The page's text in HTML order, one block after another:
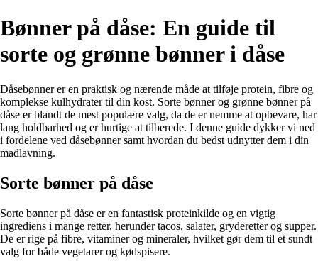
Bønner på dåse: En guide til
sorte og grønne bønner i dåse
Dåsebønner er en praktisk og nærende måde at tilføje protein, fibre og
komplekse kulhydrater til din kost. Sorte bønner og grønne bønner på
dåse er blandt de mest populære valg, da de er nemme at opbevare, har
lang holdbarhed og er hurtige at tilberede. I denne guide dykker vi ned
i fordelene ved dåsebønner samt hvordan du bedst udnytter dem i din
madlavning.
Sorte bønner på dåse
Sorte bønner på dåse er en fantastisk proteinkilde og en vigtig
ingrediens i mange retter, herunder tacos, salater, gryderetter og supper.
De er rige på fibre, vitaminer og mineraler, hvilket gør dem til et sundt
valg for både vegetarer og kødspisere.